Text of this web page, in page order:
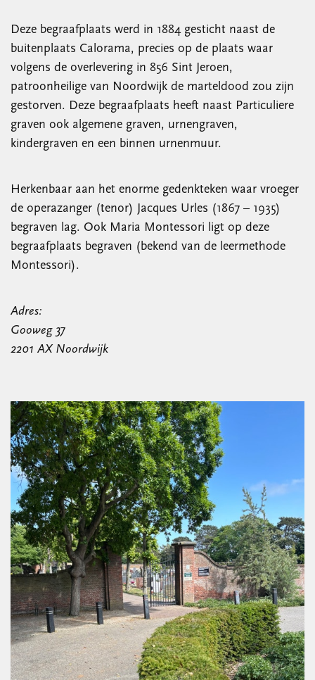
Deze begraafplaats werd in 1884 gesticht naast de
buitenplaats Calorama, precies op de plaats waar
volgens de overlevering in 856 Sint Jeroen,
patroonheilige van Noordwijk de marteldood zou zijn
gestorven. Deze begraafplaats heeft naast Particuliere
graven ook algemene graven, urnengraven,
kindergraven en een binnen urnenmuur.
Herkenbaar aan het enorme gedenkteken waar vroeger
de operazanger (tenor) Jacques Urles (1867 – 1935)
begraven lag. Ook Maria Montessori ligt op deze
begraafplaats begraven (bekend van de leermethode
Montessori).
Adres:
Gooweg 37
2201 AX Noordwijk